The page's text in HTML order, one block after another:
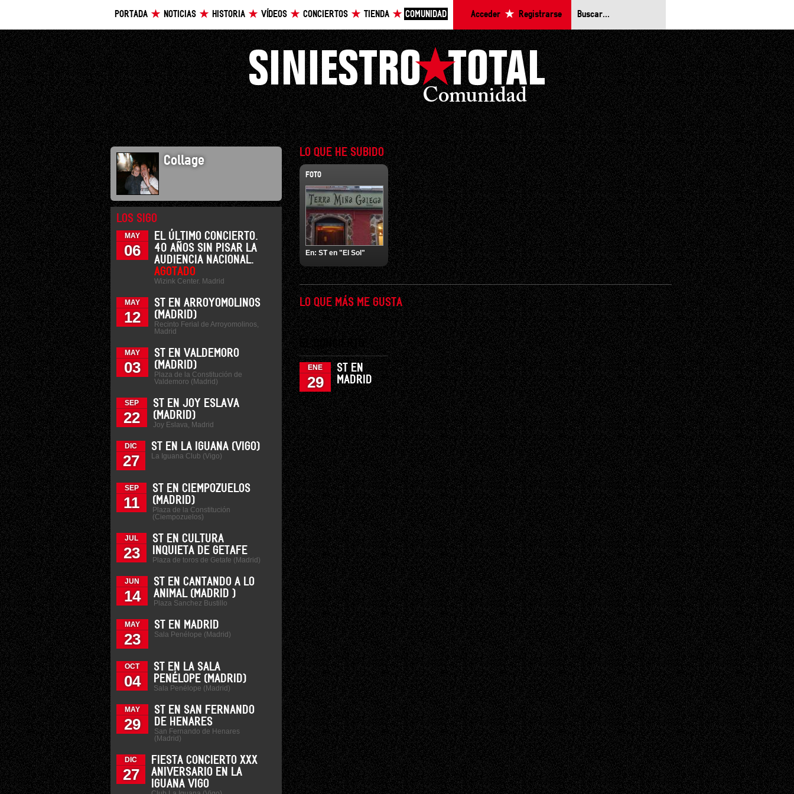
PORTADA NOTICIAS HISTORIA VÍDEOS CONCIERTOS TIENDA COMUNIDAD Acceder Registrarse
Collage
LOS SIGO
MAY
06
EL ÚLTIMO CONCIERTO.
40 AÑOS SIN PISAR LA
AUDIENCIA NACIONAL.
AGOTADO
Wizink Center. Madrid
MAY
12
ST EN ARROYOMOLINOS
(MADRID)
Recinto Ferial de Arroyomolinos,
Madrid
MAY
03
ST EN VALDEMORO
(MADRID)
Plaza de la Constitución de
Valdemoro (Madrid)
SEP
22
ST EN JOY ESLAVA
(MADRID)
Joy Eslava, Madrid
DIC
27
ST EN LA IGUANA (VIGO)
La Iguana Club (Vigo)
SEP
11
ST EN CIEMPOZUELOS
(MADRID)
Plaza de la Constitución
(Ciempozuelos)
JUL
23
ST EN CULTURA
INQUIETA DE GETAFE
Plaza de toros de Getafe (Madrid)
JUN
14
ST EN CANTANDO A LO
ANIMAL (MADRID )
Plaza Sanchez Bustillo
MAY
23
ST EN MADRID
Sala Penélope (Madrid)
OCT
04
ST EN LA SALA
PENÉLOPE (MADRID)
Sala Penélope (Madrid)
MAY
29
ST EN SAN FERNANDO
DE HENARES
San Fernando de Henares
(Madrid)
DIC
27
FIESTA CONCIERTO XXX
ANIVERSARIO EN LA
IGUANA VIGO
LO QUE HE SUBIDO
FOTO
En: ST en "El Sol"
LO QUE MÁS ME GUSTA
EL CONCIERTO
ENE
29
ST EN
MADRID